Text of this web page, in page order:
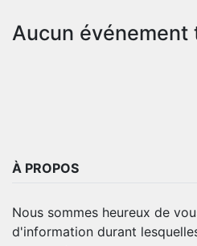
Aucun événement
À PROPOS
Nous sommes heureux de
d'information durant